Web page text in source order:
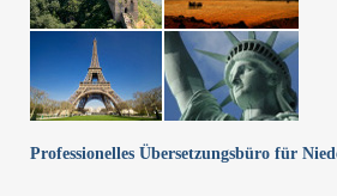
Professionelles Übersetzungsbüro für